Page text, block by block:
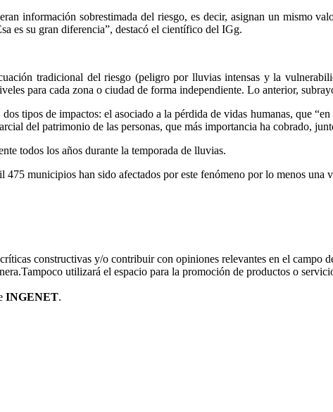
información sobrestimada del riesgo, es decir, asignan un mismo
es su gran diferencia”, destacó el científico del IGg.
tradicional del riesgo (peligro por lluvias intensas y la
para cada zona o ciudad de forma independiente. Lo anterior,
tipos de impactos: el asociado a la pérdida de vidas humanas, que
del patrimonio de las personas, que más importancia ha cobrado,
todos los años durante la temporada de lluvias.
municipios han sido afectados por este fenómeno por lo menos una
constructivas y/o contribuir con opiniones relevantes en el campo
utilizará el espacio para la promoción de productos o
INGENET.